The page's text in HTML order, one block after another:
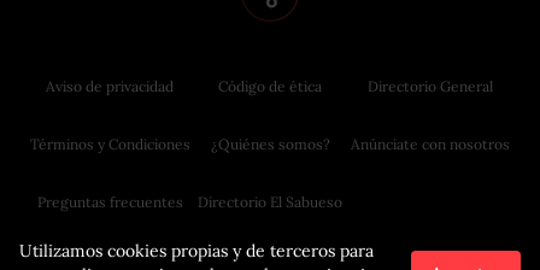
Utilizamos cookies propias y de terceros para
Aviso de privacidad
Términos y Condiciones
Preguntas frecuentes
Código de ética
¿Quiénes somos?
Directorio El Sabueso
Directorio General
Anúnciate con nosotros